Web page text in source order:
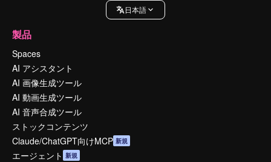
日本語
製品
Spaces
AI アシスタント
AI 画像生成ツール
AI 動画生成ツール
AI 音声合成ツール
ストックコンテンツ
Claude/ChatGPT向けMCP 新規
エージェント 新規